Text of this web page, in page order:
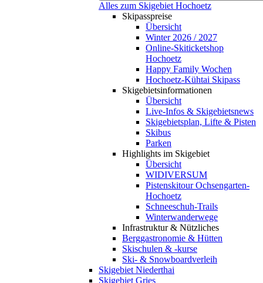
Alles zum Skigebiet Hochoetz
Skipasspreise
Übersicht
Winter 2026 / 2027
Online-Skiticketshop
Hochoetz
Happy Family Wochen
Hochoetz-Kühtai Skipass
Skigebietsinformationen
Übersicht
Live-Infos & Skigebietsnews
Skigebietsplan, Lifte & Pisten
Skibus
Parken
Highlights im Skigebiet
Übersicht
WIDIVERSUM
Pistenskitour Ochsengarten-
Hochoetz
Schneeschuh-Trails
Winterwanderwege
Infrastruktur & Nützliches
Berggastronomie & Hütten
Skischulen & -kurse
Ski- & Snowboardverleih
Skigebiet Niederthai
Skigebiet Gries